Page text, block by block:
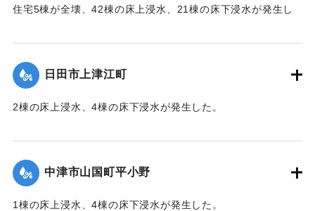
住宅5棟が全壊、42棟の床上浸水、21棟の床下浸水が発生し
（第 37 報）】
｜固有コード:01215050
日田市上津江町
2棟の床上浸水、4棟の床下浸水が発生した。
｜固有コード:
中津市山国町平小野
1棟の床上浸水、4棟の床下浸水が発生した。